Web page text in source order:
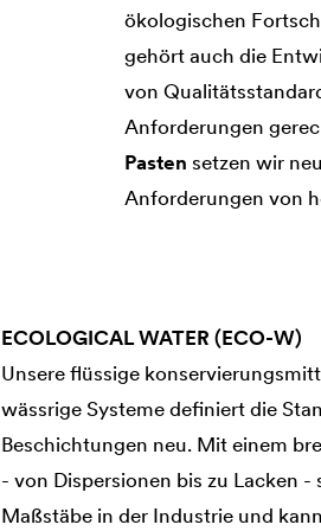
ökologischen
gehört auch die
von
Anforderungen
Pasten setzen wir
Anforderungen von
ECOLOGICAL WATER (ECO-W)
Unsere flüssige
wässrige Systeme definiert die
Beschichtungen neu. Mit einem
- von Dispersionen bis zu Lacken -
Maßstäbe in der Industrie und